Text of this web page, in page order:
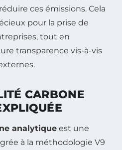
ces émissions. Cela
pour la prise de
tout en
transparence vis-à-vis
CARBONE
analytique est une
à la méthodologie V9